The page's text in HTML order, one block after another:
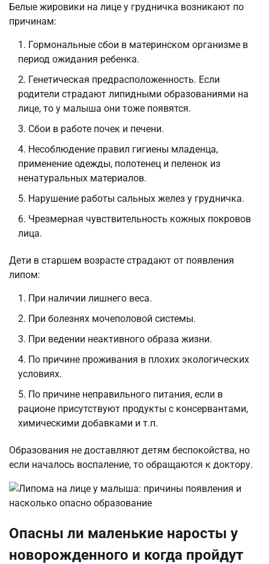
Белые жировики на лице у грудничка возникают по
причинам:
Гормональные сбои в материнском организме в
период ожидания ребенка.
Генетическая предрасположенность. Если
родители страдают липидными образованиями на
лице, то у малыша они тоже появятся.
Сбои в работе почек и печени.
Несоблюдение правил гигиены младенца,
применение одежды, полотенец и пеленок из
ненатуральных материалов.
Нарушение работы сальных желез у грудничка.
Чрезмерная чувствительность кожных покровов
лица.
Дети в старшем возрасте страдают от появления
липом:
При наличии лишнего веса.
При болезнях мочеполовой системы.
При ведении неактивного образа жизни.
По причине проживания в плохих экологических
условиях.
По причине неправильного питания, если в
рационе присутствуют продукты с консервантами,
химическими добавками и т.п.
Образования не доставляют детям беспокойства, но
если началось воспаление, то обращаются к доктору.
Опасны ли маленькие наросты у
новорожденного и когда пройдут